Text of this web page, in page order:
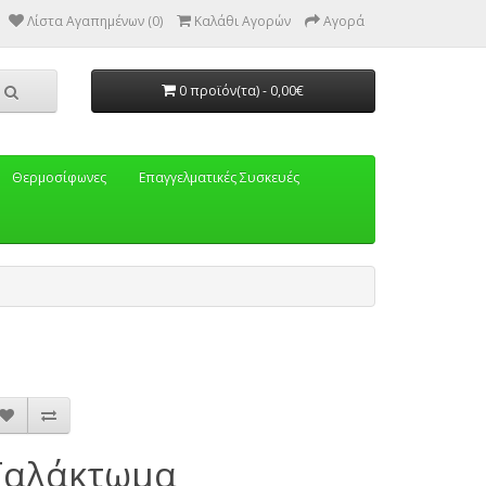
Λίστα Αγαπημένων (0) Καλάθι Αγορών Αγορά
0 προϊόν(τα) - 0,00€
Θερμοσίφωνες Eπαγγελματικές Συσκευές